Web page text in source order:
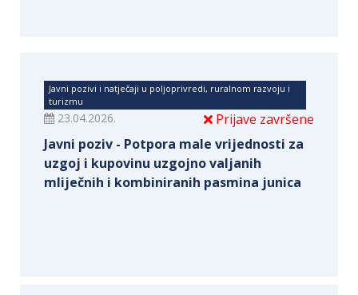
Javni pozivi i natječaji u poljoprivredi, ruralnom razvoju i
turizmu
Prijave završene
23.04.2026.
Javni poziv - Potpora male vrijednosti za
uzgoj i kupovinu uzgojno valjanih
mliječnih i kombiniranih pasmina junica